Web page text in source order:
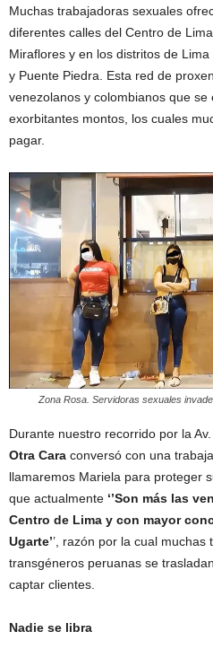
Muchas trabajadoras sexuales
diferentes calles del Centro de
Miraflores y en los distritos de
y Puente Piedra. Esta red de
venezolanos y colombianos que
exorbitantes montos, los cuales
pagar.
Zona Rosa. Servidoras sexuales
Durante nuestro recorrido por la
Otra Cara conversó con una
llamaremos Mariela para proteger
que actualmente ‘’Son más las
Centro de Lima y con mayor
Ugarte’’, razón por la cual
transgéneros peruanas se
captar clientes.
Nadie se libra